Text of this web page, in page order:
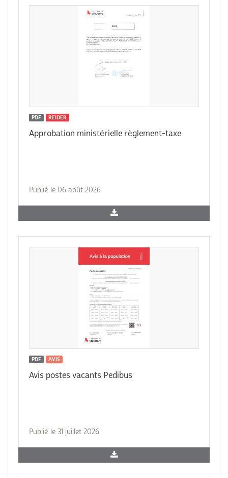
PDF REIDER
Approbation ministérielle règlement-taxe
Publié le 06 août 2026
PDF AVIS
Avis postes vacants Pedibus
Publié le 31 juillet 2026